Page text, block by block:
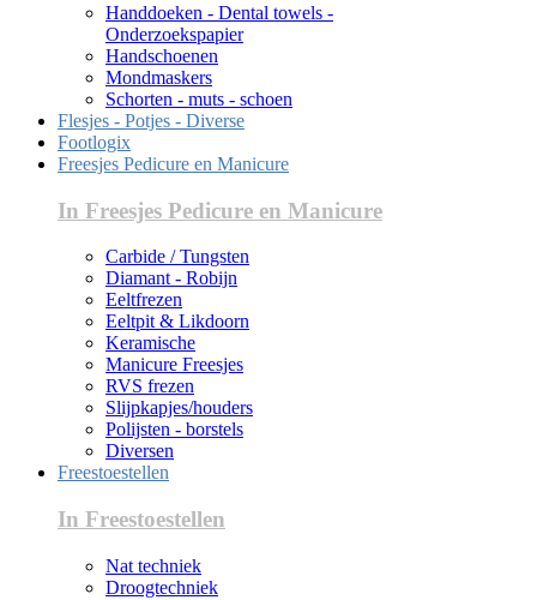
Handdoeken - Dental towels -
Onderzoekspapier
Handschoenen
Mondmaskers
Schorten - muts - schoen
Flesjes - Potjes - Diverse
Footlogix
Freesjes Pedicure en Manicure
In Freesjes Pedicure en Manicure
Carbide / Tungsten
Diamant - Robijn
Eeltfrezen
Eeltpit & Likdoorn
Keramische
Manicure Freesjes
RVS frezen
Slijpkapjes/houders
Polijsten - borstels
Diversen
Freestoestellen
In Freestoestellen
Nat techniek
Droogtechniek